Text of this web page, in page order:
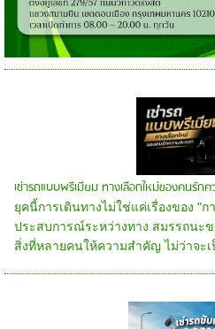
เช่ารถแบบพรีเมียม ทางเลือกใหม่ของคนรักค
ยุคนี้การเดินทางไม่ใช่แค่เรื่องของ "
ประสบการณ์ระหว่างทาง สมรรถนะ
สิ่งที่หลายคนให้ความสำคัญ ไม่ว่าจะเ